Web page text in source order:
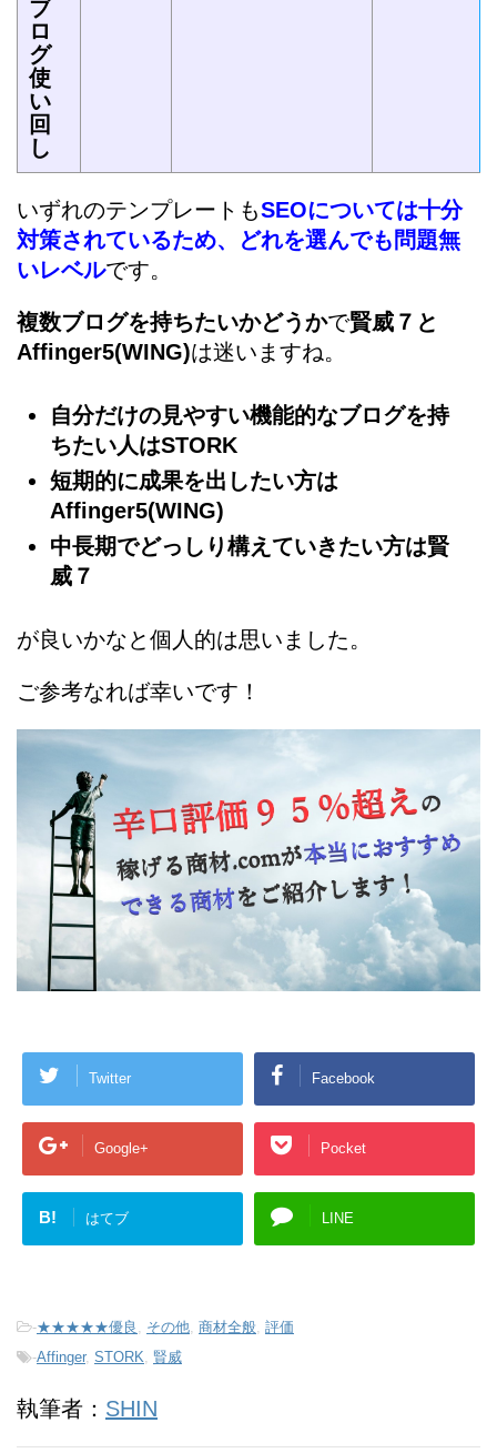
ブ
ロ
グ
使
い
回
し
いずれのテンプレートもSEOについては十分
対策されているため、どれを選んでも問題無
いレベルです。
複数ブログを持ちたいかどうかで賢威７と
Affinger5(WING)は迷いますね。
自分だけの見やすい機能的なブログを持
ちたい人はSTORK
短期的に成果を出したい方は
Affinger5(WING)
中長期でどっしり構えていきたい方は賢
威７
が良いかなと個人的は思いました。
ご参考なれば幸いです！
Twitter Facebook
Google+ Pocket
B! はてブ LINE
-★★★★★優良 その他 商材全般 評価
-Affinger, STORK 賢威
執筆者： SHIN